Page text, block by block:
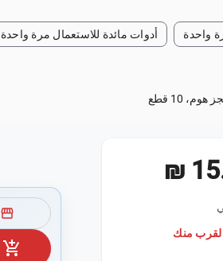
واحدة أدوات مائدة للاستعمال مرة واحدة
منك
storefront
add_shopping_cart